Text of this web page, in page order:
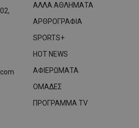
ΑΛΛΑ ΑΘΛΗΜΑΤΑ
ΑΡΘΡΟΓΡΑΦΙΑ
SPORTS+
HOT NEWS
ΑΦΙΕΡΩΜΑΤΑ
ΟΜΑΔΕΣ
ΠΡΟΓΡΑΜΜΑ TV